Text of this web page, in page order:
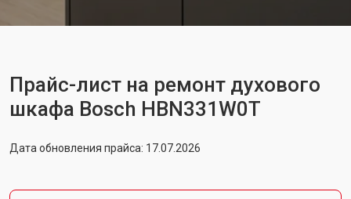
Прайс-лист на ремонт духового
шкафа Bosch HBN331W0T
Дата обновления прайса: 17.07.2026